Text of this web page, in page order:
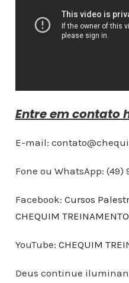
Entre em contato
E-mail:
Fone ou WhatsApp: (49)
Facebook: Cursos
CHEQUIM
YouTube: CHEQUIM
Deus continue